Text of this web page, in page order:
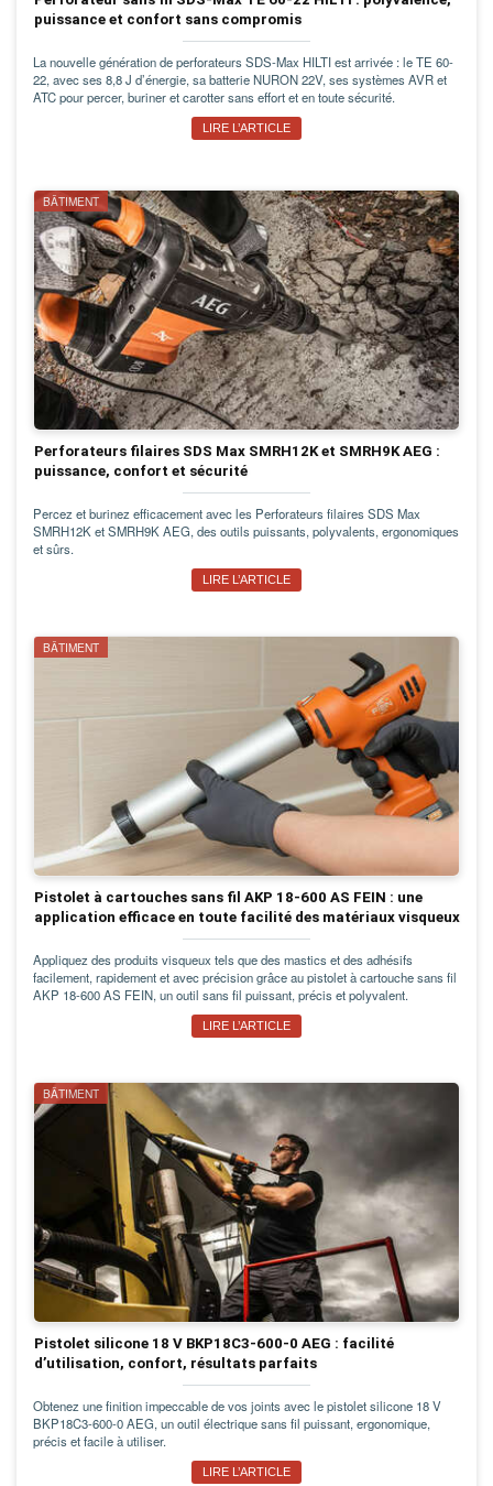
puissance et confort sans compromis
La nouvelle génération de perforateurs SDS-Max HILTI est arrivée : le TE 60-
22, avec ses 8,8 J d’énergie, sa batterie NURON 22V, ses systèmes AVR et
ATC pour percer, buriner et carotter sans effort et en toute sécurité.
LIRE L’ARTICLE
BÂTIMENT
Perforateurs filaires SDS Max SMRH12K et SMRH9K AEG :
puissance, confort et sécurité
Percez et burinez efficacement avec les Perforateurs filaires SDS Max
SMRH12K et SMRH9K AEG, des outils puissants, polyvalents, ergonomiques
et sûrs.
LIRE L’ARTICLE
BÂTIMENT
Pistolet à cartouches sans fil AKP 18-600 AS FEIN : une
application efficace en toute facilité des matériaux visqueux
Appliquez des produits visqueux tels que des mastics et des adhésifs
facilement, rapidement et avec précision grâce au pistolet à cartouche sans fil
AKP 18-600 AS FEIN, un outil sans fil puissant, précis et polyvalent.
LIRE L’ARTICLE
BÂTIMENT
Pistolet silicone 18 V BKP18C3-600-0 AEG : facilité
d’utilisation, confort, résultats parfaits
Obtenez une finition impeccable de vos joints avec le pistolet silicone 18 V
BKP18C3-600-0 AEG, un outil électrique sans fil puissant, ergonomique,
précis et facile à utiliser.
LIRE L’ARTICLE